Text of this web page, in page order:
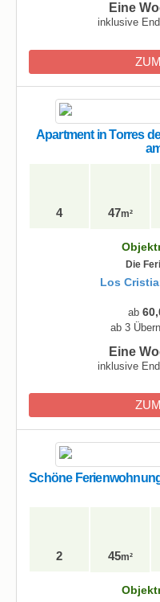
Eine
inklusive
Apartment in Torres
4 47m²
Die
Los
ab
ab 3
Eine
inklusive
Schöne
2 45m²